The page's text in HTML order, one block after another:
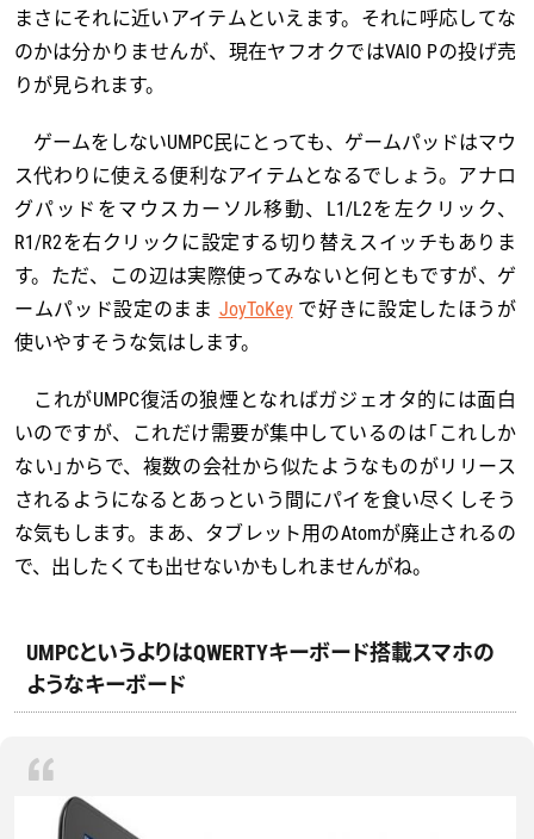
まさにそれに近いアイテムといえます。それに呼応してな
のかは分かりませんが、現在ヤフオクではVAIO Pの投げ売
りが見られます。
ゲームをしないUMPC民にとっても、ゲームパッドはマウ
ス代わりに使える便利なアイテムとなるでしょう。アナロ
グパッドをマウスカーソル移動、L1/L2を左クリック、
R1/R2を右クリックに設定する切り替えスイッチもありま
す。ただ、この辺は実際使ってみないと何ともですが、ゲ
ームパッド設定のまま JoyToKeyで好きに設定したほうが
使いやすそうな気はします。
これがUMPC復活の狼煙となればガジェオタ的には面白
いのですが、これだけ需要が集中しているのは「これしか
ない」からで、複数の会社から似たようなものがリリース
されるようになるとあっという間にパイを食い尽くしそう
な気もします。まあ、タブレット用のAtomが廃止されるの
で、出したくても出せないかもしれませんがね。
UMPCというよりはQWERTYキーボード搭載スマホの
ようなキーボード